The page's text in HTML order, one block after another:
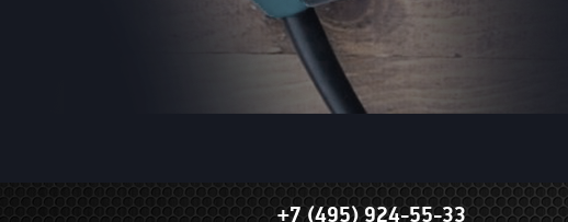
+7 (495) 924-55-33